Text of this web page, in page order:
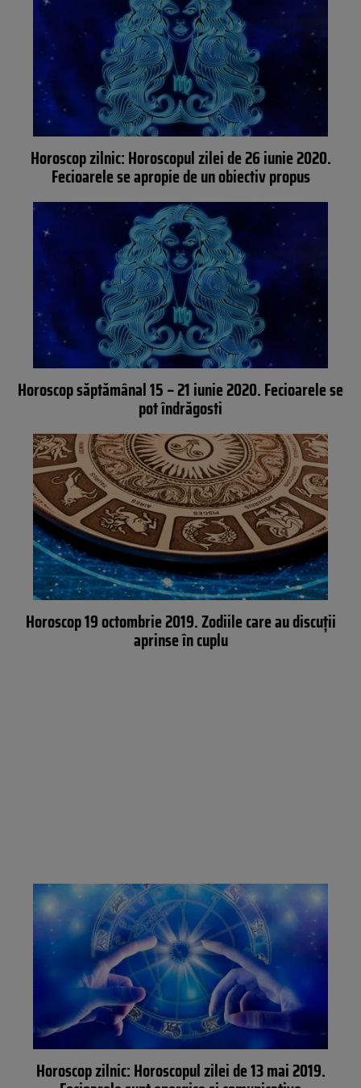
Horoscop zilnic: Horoscopul zilei de 26 iunie 2020.
Fecioarele se apropie de un obiectiv propus
Horoscop săptămânal 15 – 21 iunie 2020. Fecioarele se
pot îndrăgosti
Horoscop 19 octombrie 2019. Zodiile care au discuții
aprinse în cuplu
Horoscop zilnic: Horoscopul zilei de 13 mai 2019.